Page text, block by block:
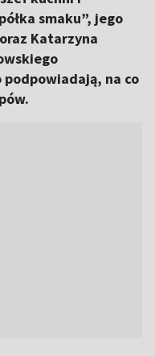
smaku”, jego
Katarzyna
na co